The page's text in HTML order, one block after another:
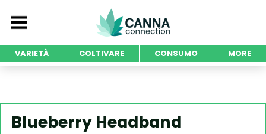
VARIETÀ COLTIVARE CONSUMO MORE
Blueberry Headband